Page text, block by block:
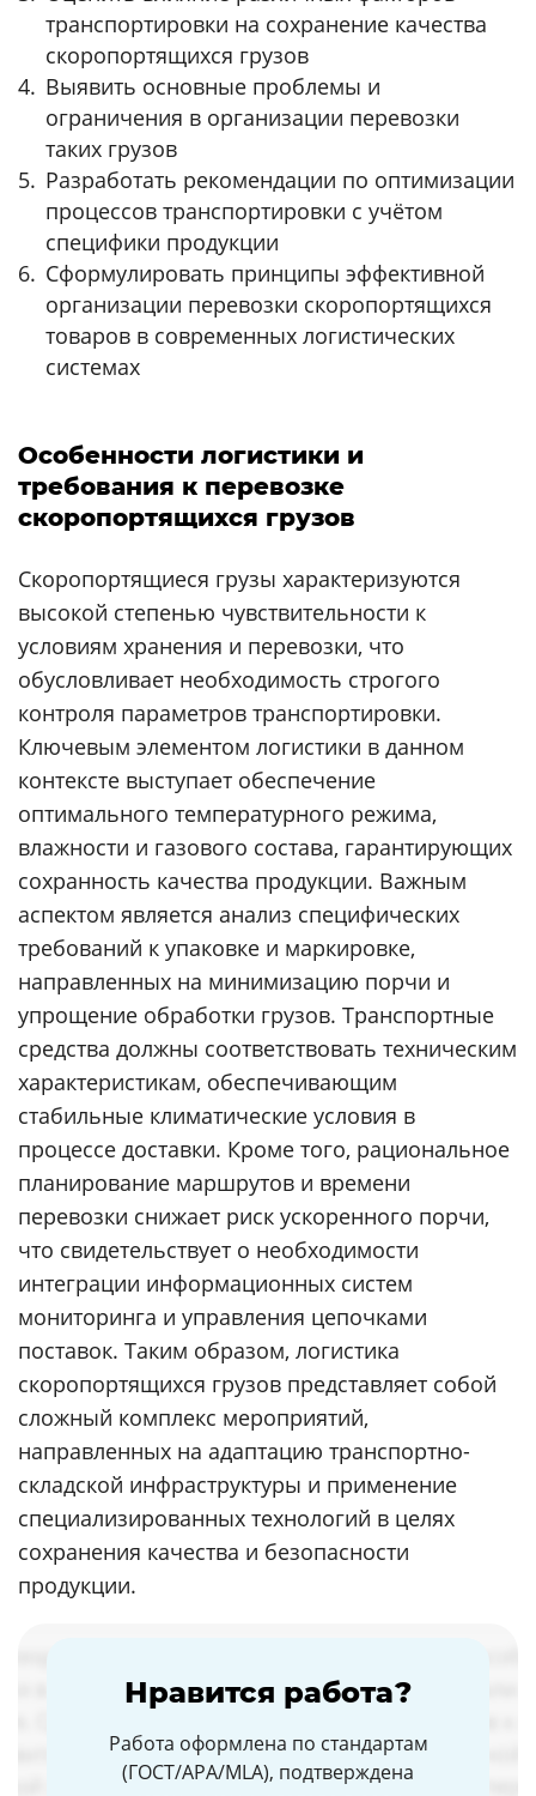
транспортировки на сохранение качества
скоропортящихся грузов
Выявить основные проблемы и
ограничения в организации перевозки
таких грузов
Разработать рекомендации по оптимизации
процессов транспортировки с учётом
специфики продукции
Сформулировать принципы эффективной
организации перевозки скоропортящихся
товаров в современных логистических
системах
Особенности логистики и
требования к перевозке
скоропортящихся грузов
Скоропортящиеся грузы характеризуются
высокой степенью чувствительности к
условиям хранения и перевозки, что
обусловливает необходимость строгого
контроля параметров транспортировки.
Ключевым элементом логистики в данном
контексте выступает обеспечение
оптимального температурного режима,
влажности и газового состава, гарантирующих
сохранность качества продукции. Важным
аспектом является анализ специфических
требований к упаковке и маркировке,
направленных на минимизацию порчи и
упрощение обработки грузов. Транспортные
средства должны соответствовать техническим
характеристикам, обеспечивающим
стабильные климатические условия в
процессе доставки. Кроме того, рациональное
планирование маршрутов и времени
перевозки снижает риск ускоренного порчи,
что свидетельствует о необходимости
интеграции информационных систем
мониторинга и управления цепочками
поставок. Таким образом, логистика
скоропортящихся грузов представляет собой
сложный комплекс мероприятий,
направленных на адаптацию транспортно-
складской инфраструктуры и применение
специализированных технологий в целях
сохранения качества и безопасности
продукции.
Нравится работа?
Работа оформлена по стандартам
(ГОСТ/APA/MLA), подтверждена